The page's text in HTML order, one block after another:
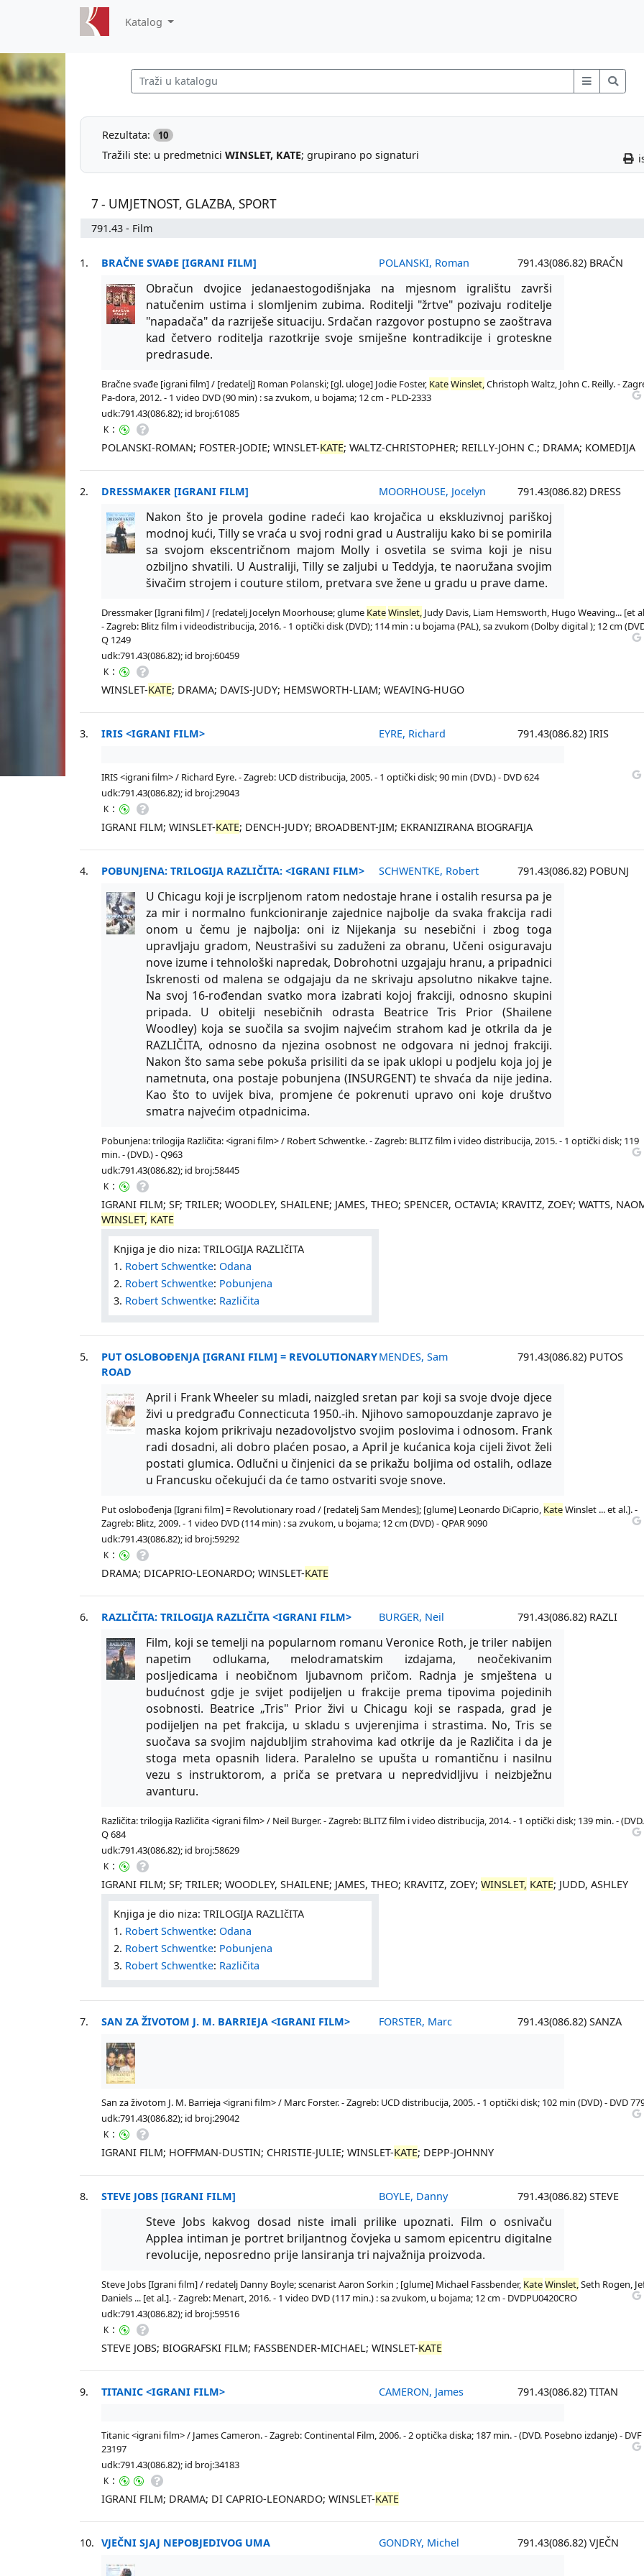
Katalog
Rezultata: 10
Tražili ste: u predmetnici WINSLET, KATE; grupirano po signaturi
7 - UMJETNOST, GLAZBA, SPORT
791.43 - Film
1. BRAČNE SVAĐE [IGRANI FILM] POLANSKI, Roman 791.43(086.82) BRAČN
Obračun dvojice jedanaestogodišnjaka na mjesnom igralištu završi
natučenim ustima i slomljenim zubima. Roditelji "žrtve" pozivaju roditelje
"napadača" da razriješe situaciju. Srdačan razgovor postupno se zaoštrava
kad četvero roditelja razotkrije svoje smiješne kontradikcije i groteskne
predrasude.
Bračne svađe [igrani film] / [redatelj] Roman Polanski; [gl. uloge] Jodie Foster, KateWinslet,Christoph Waltz, John C. Reilly. -
Pa-dora, 2012. - 1 video DVD (90 min) : sa zvukom, u bojama; 12 cm - PLD-2333
udk:791.43(086.82); id broj:61085
K :
POLANSKI-ROMAN; FOSTER-JODIE; WINSLET-KATE; WALTZ-CHRISTOPHER; REILLY-JOHN C.; DRAMA; KOMEDIJA
2. DRESSMAKER [IGRANI FILM] MOORHOUSE, Jocelyn 791.43(086.82) DRESS
Nakon što je provela godine radeći kao krojačica u ekskluzivnoj pariškoj
modnoj kući, Tilly se vraća u svoj rodni grad u Australiju kako bi se pomirila
sa svojom ekscentričnom majom Molly i osvetila se svima koji je nisu
ozbiljno shvatili. U Australiji, Tilly se zaljubi u Teddyja, te naoružana svojim
šivačim strojem i couture stilom, pretvara sve žene u gradu u prave dame.
Dressmaker [Igrani film] / [redatelj Jocelyn Moorhouse; glume KateWinslet, Judy Davis, Liam Hemsworth, Hugo Weaving... [et
- Zagreb: Blitz film i videodistribucija, 2016. - 1 optički disk (DVD); 114 min : u bojama (PAL), sa zvukom (Dolby digital ); 12 cm
Q 1249
udk:791.43(086.82); id broj:60459
K :
WINSLET-KATE; DRAMA; DAVIS-JUDY; HEMSWORTH-LIAM; WEAVING-HUGO
3. IRIS <IGRANI FILM> EYRE, Richard 791.43(086.82) IRIS
IRIS <igrani film> / Richard Eyre. - Zagreb: UCD distribucija, 2005. - 1 optički disk; 90 min (DVD.) - DVD 624
udk:791.43(086.82); id broj:29043
K :
IGRANI FILM; WINSLET-KATE; DENCH-JUDY; BROADBENT-JIM; EKRANIZIRANA BIOGRAFIJA
4. POBUNJENA: TRILOGIJA RAZLIČITA: <IGRANI FILM> SCHWENTKE, Robert 791.43(086.82) POBUNJ
U Chicagu koji je iscrpljenom ratom nedostaje hrane i ostalih resursa pa je
za mir i normalno funkcioniranje zajednice najbolje da svaka frakci­ja radi
onom u čemu je najbolja: oni iz Nijekanja su nesebični i zbog toga
upravljaju gradom, Neustrašivi su zaduženi za obranu, Učeni osiguravaju
nove izume i tehnološki napredak, Dobrohotni uzgajaju hranu, a pripadnici
Iskrenosti od malena se odgajaju da ne skrivaju apsolutno nikakve tajne.
Na svoj 16-rođendan svatko mora izabrati kojoj frakciji, odnosno skupini
pripada. U obitelji nesebičnih odrasta Beatrice Tris Prior (Shailene
Woodley) koja se suočila sa svojim najvećim strahom kad je otkrila da je
RAZLIČITA, od­nosno da njezina osobnost ne odgovara ni jednoj frakciji.
Nakon što sama sebe pokuša prisiliti da se ipak uklopi u podjelu koja joj je
nametnuta, ona postaje pobunjena (INSURGENT) te shvaća da nije jedina.
Kao što to uvi­jek biva, promjene će pokrenuti upravo oni koje društvo
smatra najvećim otpadnicima.
Pobunjena: trilogija Različita: <igrani film> / Robert Schwentke. - Zagreb: BLITZ film i video distribucija, 2015. - 1 optički disk; 119
min. - (DVD.) - Q963
udk:791.43(086.82); id broj:58445
K :
IGRANI FILM; SF; TRILER; WOODLEY, SHAILENE; JAMES, THEO; SPENCER, OCTAVIA; KRAVITZ, ZOEY; WATTS,
WINSLET, KATE
Knjiga je dio niza: TRILOGIJA RAZLIčITA
1. Robert Schwentke: Odana
2. Robert Schwentke: Pobunjena
3. Robert Schwentke: Različita
5.
PUT OSLOBOĐENJA [IGRANI FILM] = REVOLUTIONARY
ROAD
MENDES, Sam 791.43(086.82) PUTOS
April i Frank Wheeler su mladi, naizgled sretan par koji sa svoje dvoje djece
živi u predgrađu Connecticuta 1950.-ih. Njihovo samopouzdanje zapravo je
maska kojom prikrivaju nezadovoljstvo svojim poslovima i odnosom. Frank
radi dosadni, ali dobro plaćen posao, a April je kućanica koja cijeli život želi
postati glumica. Odlučni u činjenici da se prikažu boljima od ostalih, odlaze
u Francusku očekujući da će tamo ostvariti svoje snove.
Put oslobođenja [Igrani film] = Revolutionary road / [redatelj Sam Mendes]; [glume] Leonardo DiCaprio, KateWinslet ... et al.]. -
Zagreb: Blitz, 2009. - 1 video DVD (114 min) : sa zvukom, u bojama; 12 cm (DVD) - QPAR 9090
udk:791.43(086.82); id broj:59292
K :
DRAMA; DICAPRIO-LEONARDO; WINSLET-KATE
6. RAZLIČITA: TRILOGIJA RAZLIČITA <IGRANI FILM> BURGER, Neil 791.43(086.82) RAZLI
Film, koji se temelji na popularnom romanu Veronice Roth, je triler nabijen
napetim odlukama, melodramatskim izdajama, neočekivanim
posljedicama i neobičnom ljubavnom pričom. Radnja je smještena u
budućnost gdje je svijet podijeljen u frakcije prema tipovima pojedinih
osobnosti. Beatrice „Tris" Prior živi u Chicagu koji se raspada, grad je
podijeljen na pet frakcija, u skladu s uvjerenjima i strastima. No, Tris se
suočava sa svojim najdubljim strahovima kad otkrije da je Različita i da je
stoga meta opasnih lidera. Paralelno se upušta u romantičnu i nasilnu
vezu s instruktorom, a priča se pretvara u nepredvidljivu i neizbježnu
avanturu.
Različita: trilogija Različita <igrani film> / Neil Burger. - Zagreb: BLITZ film i video distribucija, 2014. - 1 optički disk; 139 min. -
Q 684
udk:791.43(086.82); id broj:58629
K :
IGRANI FILM; SF; TRILER; WOODLEY, SHAILENE; JAMES, THEO; KRAVITZ, ZOEY;WINSLET, KATE; JUDD, ASHLEY
Knjiga je dio niza: TRILOGIJA RAZLIčITA
1. Robert Schwentke: Odana
2. Robert Schwentke: Pobunjena
3. Robert Schwentke: Različita
7. SAN ZA ŽIVOTOM J. M. BARRIEJA <IGRANI FILM> FORSTER, Marc 791.43(086.82) SANZA
San za životom J. M. Barrieja <igrani film> / Marc Forster. - Zagreb: UCD distribucija, 2005. - 1 optički disk; 102 min (DVD) - DVD
udk:791.43(086.82); id broj:29042
K :
IGRANI FILM; HOFFMAN-DUSTIN; CHRISTIE-JULIE; WINSLET-KATE; DEPP-JOHNNY
8. STEVE JOBS [IGRANI FILM] BOYLE, Danny 791.43(086.82) STEVE
Steve Jobs kakvog dosad niste imali prilike upoznati. Film o osnivaču
Applea intiman je portret briljantnog čovjeka u samom epicentru digitalne
revolucije, neposredno prije lansiranja tri najvažnija proizvoda.
Steve Jobs [Igrani film] / redatelj Danny Boyle; scenarist Aaron Sorkin ; [glume] Michael Fassbender, KateWinslet,Seth Rogen,
Daniels ... [et al.]. - Zagreb: Menart, 2016. - 1 video DVD (117 min.) : sa zvukom, u bojama; 12 cm - DVDPU0420CRO
udk:791.43(086.82); id broj:59516
K :
STEVE JOBS; BIOGRAFSKI FILM; FASSBENDER-MICHAEL; WINSLET-KATE
9. TITANIC <IGRANI FILM> CAMERON, James 791.43(086.82) TITAN
Titanic <igrani film> / James Cameron. - Zagreb: Continental Film, 2006. - 2 optička diska; 187 min. - (DVD. Posebno izdanje) - DVF
23197
udk:791.43(086.82); id broj:34183
K :
IGRANI FILM; DRAMA; DI CAPRIO-LEONARDO; WINSLET-KATE
10. VJEČNI SJAJ NEPOBJEDIVOG UMA GONDRY, Michel 791.43(086.82) VJEČN